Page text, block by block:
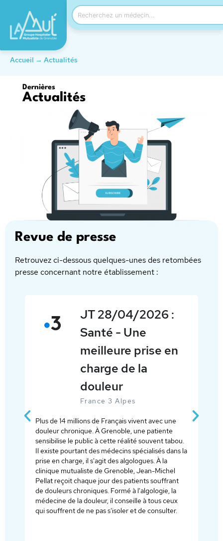
Accueil → Actualités
Dernières
Actualités
Revue de presse
Retrouvez ci-dessous quelques-unes des retombées
presse concernant notre établissement :
Césarienne
participative.
"C'est
révolutionnaire"
France 3 Alpes
La césarienne participative est en place
uniquement au Groupe hospitalier mutualiste de
Grenoble. Cette nouvelle approche de
l’accouchement révolutionne la naissance par
voie chirurgicale. Elle permet aux mamans de
participer à l’accouchement et d’accueillir leur
bébé dans un contact immédiat, en peau à peau,
dès les premières secondes de vie.